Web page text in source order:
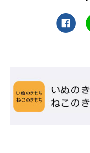
た気遣いが大切です。
距離を縮められるとよい
参考／「ねこのきもち
の？」からタイプ別のお